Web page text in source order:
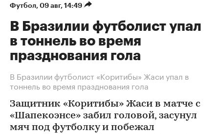
Футбол⁠, 09 авг, 14:49
В Бразилии футболист упал
в тоннель во время
празднования гола
В Бразилии футболист «Коритибы» Жаси упал в
тоннель во время празднования гола
Защитник «Коритибы» Жаси в матче с
«Шапекоэнсе» забил головой, засунул
мяч под футболку и побежал